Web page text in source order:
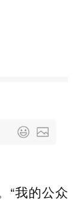
“我的公众